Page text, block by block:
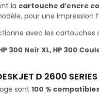
la cartouche d’encre
pour une impression
avec les cartouches
300 Noir XL, HP 300
D 2600 SERIES
sont 100 %